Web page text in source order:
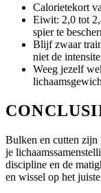
Calorietekort
Eiwit: 2,0 tot
spier te
Blijf zwaar
niet de
Weeg jezelf
Bulken en cutten zijn
je
discipline en de
en wissel op het